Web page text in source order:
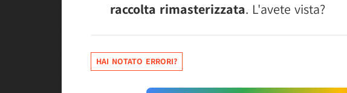
raccolta rimasterizzata. L'avete vista?
HAI NOTATO ERRORI?